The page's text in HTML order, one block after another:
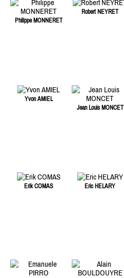
Philippe MONNERET
Robert NEYRET
Yvon AMIEL
Jean Louis MONCET
Erik COMAS Eric HELARY